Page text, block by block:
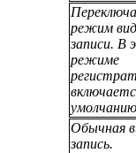
режим
записи. В
режиме
Обычная
запись.